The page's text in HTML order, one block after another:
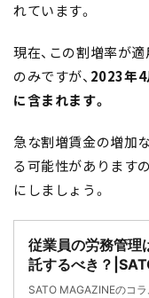
れています。
現在、この割増率が
のみですが、 2023年4
に含まれます。
急な割増賃金の増加
る可能性があります
にしましょう。
従業員の労務管理
託するべき？
士法人
SATO MAGAZINEのコ